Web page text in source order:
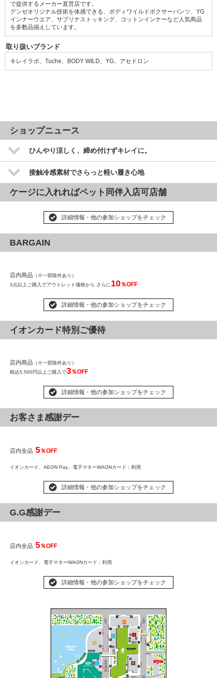
で提供するメーカー直営店です。
グンゼオリジナル技術を体感できる、ボディワイルドボクサーパンツ、YG
インナーウエア、サブリナストッキング、コットンインナーなど人気商品
を多数品揃えしています。
取り扱いブランド
キレイラボ、Tuche、BODY WILD、YG、アセドロン
ショップニュース
ひんやり涼しく、締め付けずキレイに。
接触冷感素材でさらっと軽い履き心地
ケージに入れればペット同伴入店可店舗
詳細情報・他の参加ショップをチェック
BARGAIN
店内商品 （※一部除外あり）
3点以上ご購入でアウトレット価格から さらに10％OFF
詳細情報・他の参加ショップをチェック
イオンカード特別ご優待
店内商品 （※一部除外あり）
税込5,500円以上ご購入で3％OFF
詳細情報・他の参加ショップをチェック
お客さま感謝デー
店内全品 5％OFF
イオンカード、AEON Pay、 電子マネーWAONカード ：利用
詳細情報・他の参加ショップをチェック
G.G感謝デー
店内全品 5％OFF
イオンカード、 電子マネーWAONカード ：利用
詳細情報・他の参加ショップをチェック